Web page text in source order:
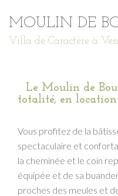
MOULIN DE
Villa de Caractère à
Le Moulin de
totalité, en
Vous profitez de la
spectaculaire et
la cheminée et le coin
équipée et de sa
proches des meules et